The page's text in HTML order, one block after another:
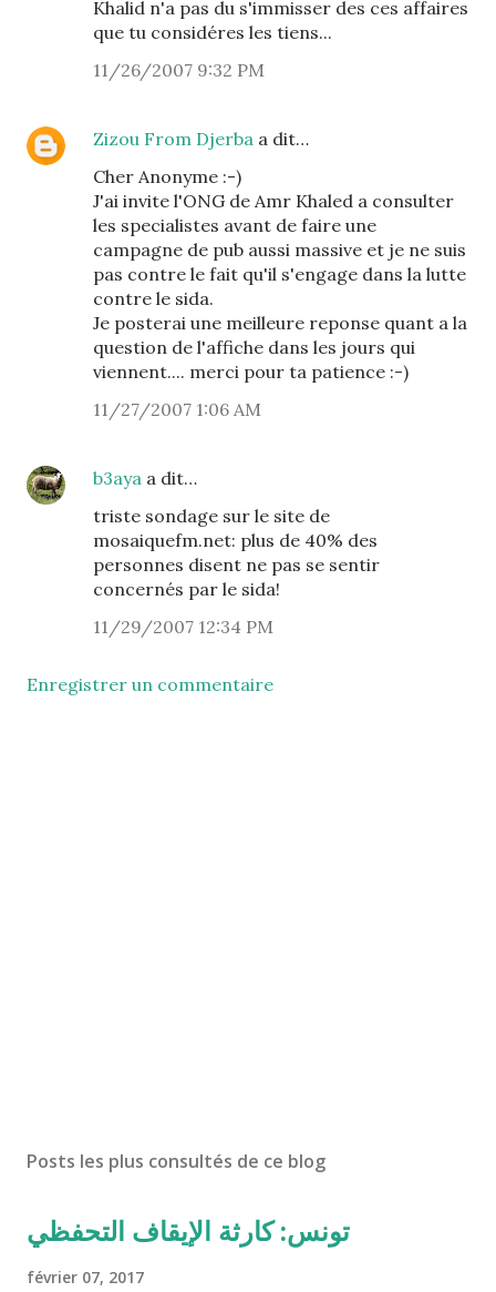
Khalid n'a pas du s'immisser des ces affaires
que tu considéres les tiens...
11/26/2007 9:32 PM
Zizou From Djerba a dit…
Cher Anonyme :-)
J'ai invite l'ONG de Amr Khaled a consulter
les specialistes avant de faire une
campagne de pub aussi massive et je ne suis
pas contre le fait qu'il s'engage dans la lutte
contre le sida.
Je posterai une meilleure reponse quant a la
question de l'affiche dans les jours qui
viennent.... merci pour ta patience :-)
11/27/2007 1:06 AM
b3aya a dit…
triste sondage sur le site de
mosaiquefm.net: plus de 40% des
personnes disent ne pas se sentir
concernés par le sida!
11/29/2007 12:34 PM
Enregistrer un commentaire
Posts les plus consultés de ce blog
تونس: كارثة الإيقاف التحفظي
février 07, 2017